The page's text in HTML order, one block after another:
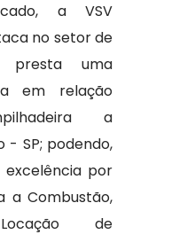
a VSV
no setor de
presta uma
em relação
a
- SP; podendo,
excelência por
a Combustão,
de